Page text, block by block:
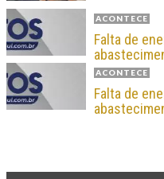
ACONTECE
Falta de
ACONTECE
Falta de